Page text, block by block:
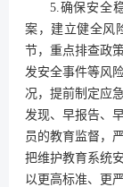
5.确保安全
案，建立健全风
节，重点排查政
发安全事件等风
况，提前制定应
发现、早报告、
员的教育监督，
把维护教育系统
以更高标准、更